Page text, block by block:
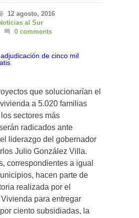
12 agosto, 2016
al Sur
0 comments
que solucionarían el
a 5.020 familias
sectores más
radicados ante
liderazgo del gobernador
Julio González Villa.
correspondientes a igual
hacen parte de
realizada por el
para entregar
ciento subsidiadas, la